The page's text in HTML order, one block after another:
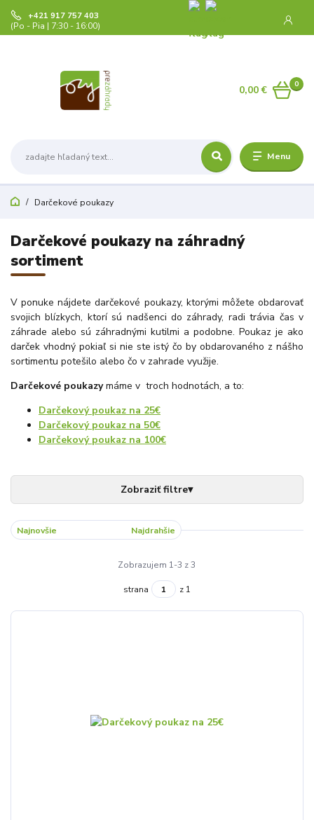
Menu
+421 917 757 403
(Po - Pia | 7:30 - 16:00)
0
0,00 €
Darčekové poukazy
Darčekové poukazy na záhradný
sortiment
V ponuke nájdete darčekové poukazy, ktorými môžete obdarovať
svojich blízkych, ktorí sú nadšenci do záhrady, radi trávia čas v
záhrade alebo sú záhradnými kutilmi a podobne. Poukaz je ako
darček vhodný pokiaľ si nie ste istý čo by obdarovaného z nášho
sortimentu potešilo alebo čo v zahrade využije.
Darčekové poukazymáme v troch hodnotách, a to:
Darčekový poukaz na 25€
Darčekový poukaz na 50€
Darčekový poukaz na 100€
Najnovšie Najdrahšie
Zobrazujem 1-3 z 3
strana z 1